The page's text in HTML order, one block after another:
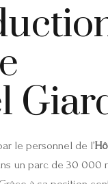
le personnel de l’
un parc de 30 000